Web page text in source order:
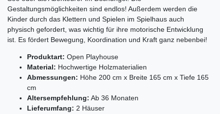
Gestaltungsmöglichkeiten sind endlos! Außerdem werden die
Kinder durch das Klettern und Spielen im Spielhaus auch
physisch gefordert, was wichtig für ihre motorische Entwicklung
ist. Es fördert Bewegung, Koordination und Kraft ganz nebenbei!
Produktart: Open Playhouse
Material: Hochwertige Holzmaterialien
Abmessungen: Höhe 200 cm x Breite 165 cm x Tiefe 165
cm
Altersempfehlung: Ab 36 Monaten
Lieferumfang: 2 Häuser